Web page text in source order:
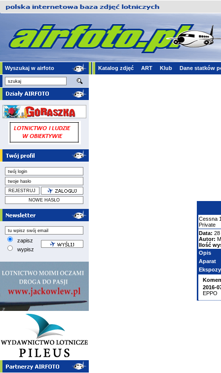
Wyszukaj w airfoto Katalog zdjęć ART Klub Dane statków
zapisz
wypisz
Cessna
Private
Data: 28
Autor:
Ilość
Opis
Aparat
2016-
EPPO